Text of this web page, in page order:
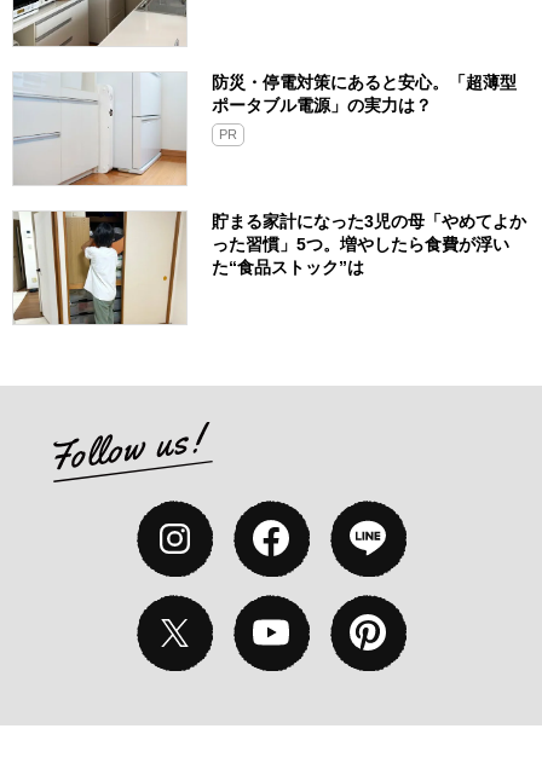
防災・停電対策にあると安心。「超薄型
ポータブル電源」の実力は？​
PR
貯まる家計になった3児の母「やめてよか
った習慣」5つ。増やしたら食費が浮い
た“食品ストック”は